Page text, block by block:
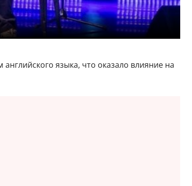
языка, что оказало влияние на